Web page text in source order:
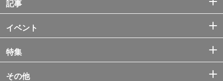
記事
イベント
特集
その他